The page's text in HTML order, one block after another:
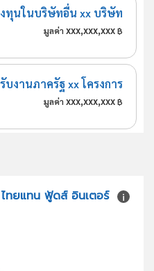
ทุนในบริษัทอื่น xx บริษัท
มูลค่า xxx,xxx,xxx ฿
รับงานภาครัฐ xx โครงการ
มูลค่า xxx,xxx,xxx ฿
ทยแทน ฟู้ดส์ อินเตอร์